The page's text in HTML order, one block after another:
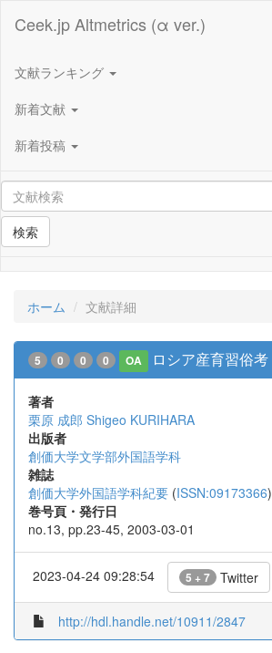
Ceek.jp Altmetrics (α ver.)
文献ランキング
新着文献
新着投稿
検索
ホーム 文献詳細
5 0 0 0 OA ロシア産育習俗考
著者
栗原 成郎 Shigeo KURIHARA
出版者
創価大学文学部外国語学科
雑誌
創価大学外国語学科紀要 (ISSN:09173366)
巻号頁・発行日
no.13, pp.23-45, 2003-03-01
2023-04-24 09:28:54 5 + 7 Twitter
http://hdl.handle.net/10911/2847